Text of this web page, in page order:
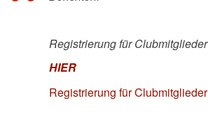
Registrierung für Clubmitglieder
HIER
Registrierung für Clubmitglieder